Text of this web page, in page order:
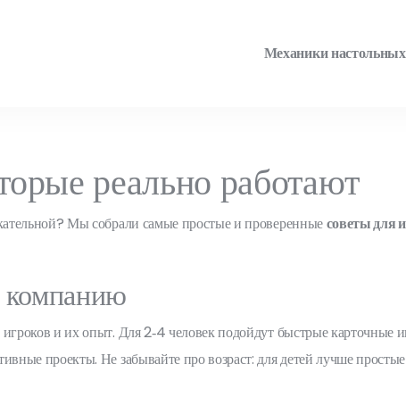
Механики настольных
реально работают
Мы собрали самые простые и проверенныесоветы для
компанию
и их опыт. Для 2‑4 человек подойдут быстрые карточные
проекты. Не забывайте про возраст: для детей лучше